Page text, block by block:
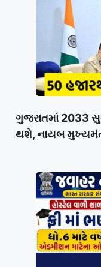
ગુજરાતમાં 2033
થશે, નાયબ